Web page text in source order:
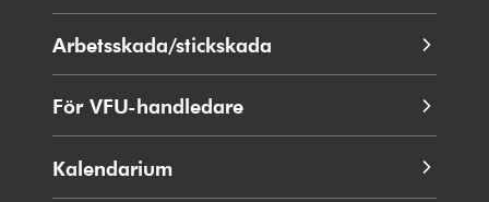
i
fönster
Arbetsskada/stickskada
För VFU-handledare
Kalendarium